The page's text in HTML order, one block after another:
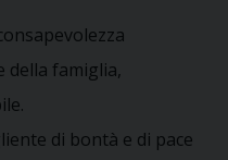
della famiglia,
di bontà e di pace